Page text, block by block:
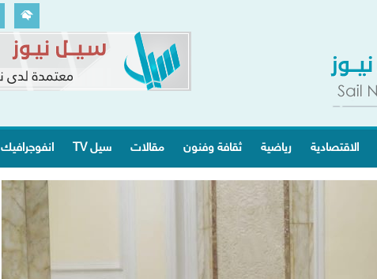
الاقتصادية رياضية ثقافة وفنون مقالات سيل TV انفوجرافيك